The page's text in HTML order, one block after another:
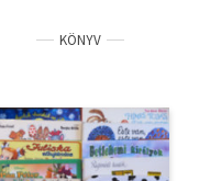
KÖNYV